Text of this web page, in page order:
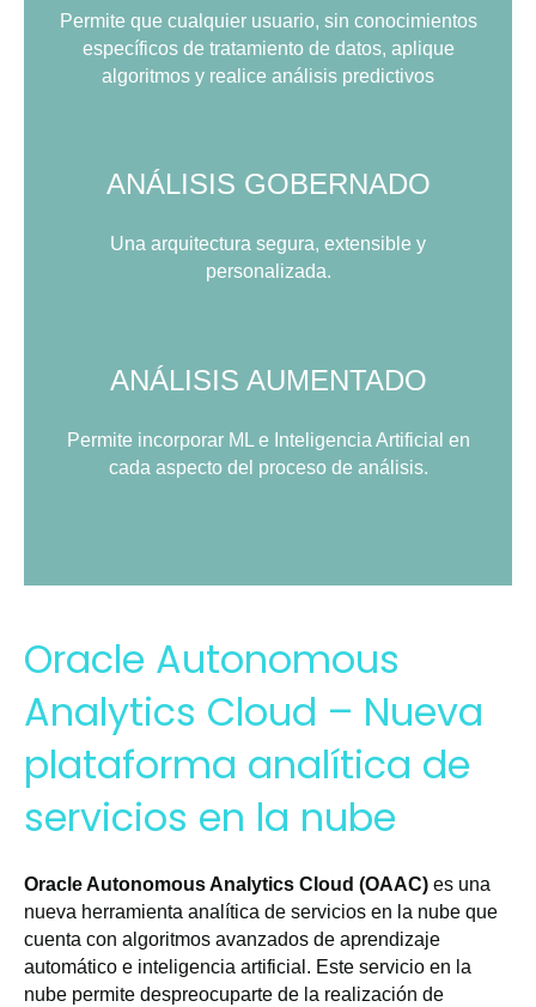
Permite que cualquier usuario, sin conocimientos
específicos de tratamiento de datos, aplique
algoritmos y realice análisis predictivos
ANÁLISIS GOBERNADO
Una arquitectura segura, extensible y
personalizada.
ANÁLISIS AUMENTADO
Permite incorporar ML e Inteligencia Artificial en
cada aspecto del proceso de análisis.
Oracle Autonomous
Analytics Cloud – Nueva
plataforma analítica de
servicios en la nube
Oracle Autonomous Analytics Cloud (OAAC) es una
nueva herramienta analítica de servicios en la nube que
cuenta con algoritmos avanzados de aprendizaje
automático e inteligencia artificial. Este servicio en la
nube permite despreocuparte de la realización de